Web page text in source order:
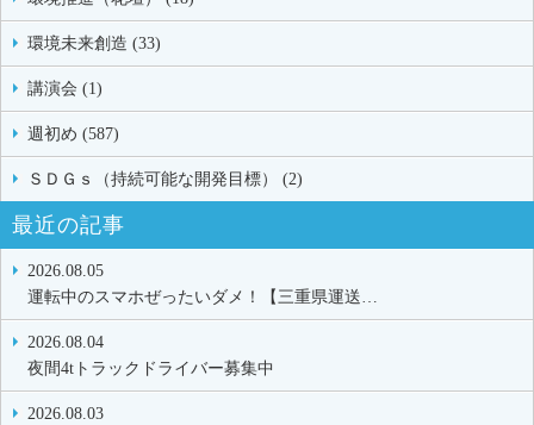
環境未来創造 (33)
講演会 (1)
週初め (587)
ＳＤＧｓ（持続可能な開発目標） (2)
最近の記事
2026.08.05
運転中のスマホぜったいダメ！【三重県運送…
2026.08.04
夜間4tトラックドライバー募集中
2026.08.03